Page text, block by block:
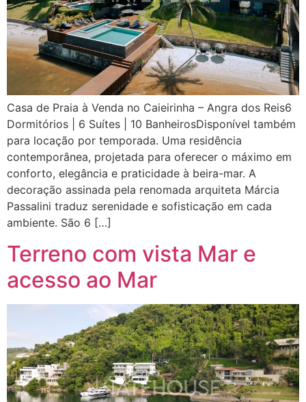
Casa de Praia à Venda no Caieirinha – Angra dos Reis6
Dormitórios | 6 Suítes | 10 BanheirosDisponível também
para locação por temporada. Uma residência
contemporânea, projetada para oferecer o máximo em
conforto, elegância e praticidade à beira-mar. A
decoração assinada pela renomada arquiteta Márcia
Passalini traduz serenidade e sofisticação em cada
ambiente. São 6 […]
Terreno com vista Mar e
acesso ao Mar